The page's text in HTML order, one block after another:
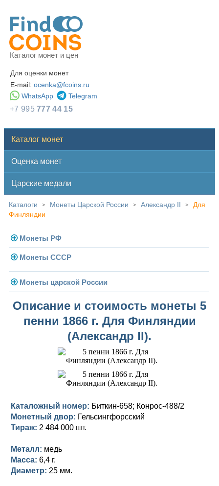
Каталог монет и цен
Для оценки монет
E-mail: ocenka@fcoins.ru
WhatsApp
Telegram
+7 995777 44 15
Каталог монет
Оценка монет
Царские медали
Каталоги > Монеты Царской России > Александр II >
Для
Финляндии
Монеты РФ
Современная Россия
Монеты 1991-1993 гг.
Монеты СССР
Погодовка СССР
Монеты 1958 года
Золотые червонцы
Памятные и юбилейные
Монеты царской России
Николай II (1894-1917)
Золото
Германская оккупация
Для Финляндии
Памятные и донативные
Александр III (1881-1894)
Для Финляндии
Памятные и донативные
Александр II (1855-1881)
Медь
Для Финляндии
Николай I (1825-1855)
Платина, золото
Серебро
Русско-Польские
Александр I (1801-1825)
Золото
Серебро
Для Грузии
Павел I (1796-1801)
Золото
Медь
Екатерина II (1762-1796)
Серебро
Елизавета I (1741-1762)
Описание и стоимость монеты 5
пенни 1866 г. Для Финляндии
(Александр II).
Каталожный номер: Биткин-658; Конрос-488/2
Монетный двор: Гельсингфорсский
Тираж: 2 484 000 шт.
Металл: медь
Масса: 6,4 г.
Диаметр: 25 мм.